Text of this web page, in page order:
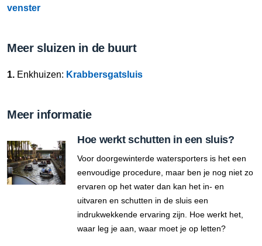
venster
Meer sluizen in de buurt
1. Enkhuizen: Krabbersgatsluis
Meer informatie
Hoe werkt schutten in een sluis?
Voor doorgewinterde watersporters is het een
eenvoudige procedure, maar ben je nog niet zo
ervaren op het water dan kan het in- en
uitvaren en schutten in de sluis een
indrukwekkende ervaring zijn. Hoe werkt het,
waar leg je aan, waar moet je op letten?